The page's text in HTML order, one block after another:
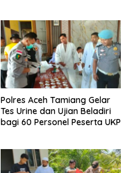
Polres Aceh Tamiang Gelar
Tes Urine dan Ujian Beladiri
bagi 60 Personel Peserta UKP